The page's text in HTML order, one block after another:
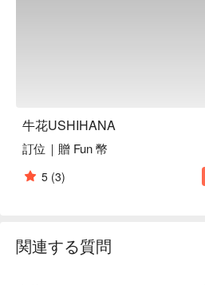
🍽️ 口碑必點
【厚切牛舌】牛舌厚實，烤至微焦
【釜飯】米飯粒粒分明，香氣四溢
【富久錦 純米吟釀】米香濃厚，口
【水芭蕉夏酒純米吟釀】清爽酸甜，
牛花USHIHANA
訂位｜贈 Fun 幣
5 (3)
関連する質問